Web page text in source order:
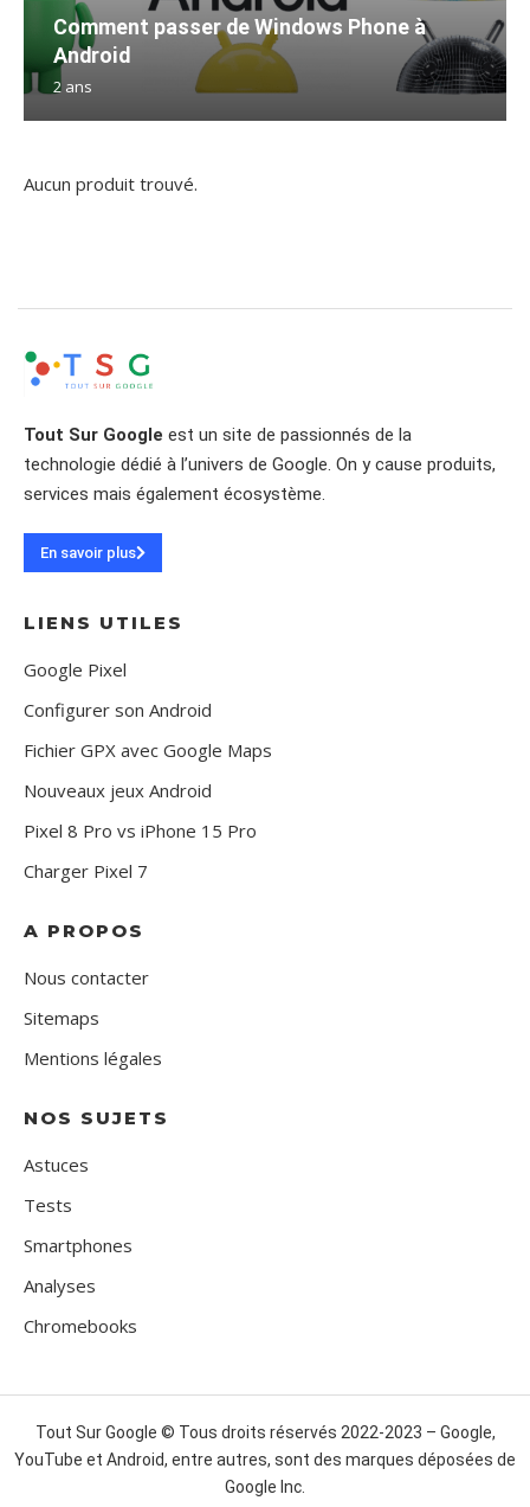
Comment passer de Windows Phone à
Android
2 ans
Aucun produit trouvé.
Tout Sur Google est un site de passionnés de la
technologie dédié à l’univers de Google. On y cause produits,
services mais également écosystème.
En savoir plus
LIENS UTILES
Google Pixel
Configurer son Android
Fichier GPX avec Google Maps
Nouveaux jeux Android
Pixel 8 Pro vs iPhone 15 Pro
Charger Pixel 7
A PROPOS
Nous contacter
Sitemaps
Mentions légales
NOS SUJETS
Astuces
Tests
Smartphones
Analyses
Chromebooks
Tout Sur Google © Tous droits réservés 2022-2023 – Google,
YouTube et Android, entre autres, sont des marques déposées de
Google Inc.